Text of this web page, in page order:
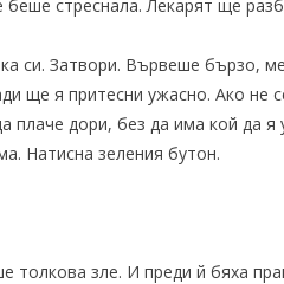
беше стреснала. Лекарят ще
си. Затвори. Вървеше бързо,
ще я притесни ужасно. Ако не
плаче дори, без да има кой да
Натисна зеления бутон.
толкова зле. И преди й бяха